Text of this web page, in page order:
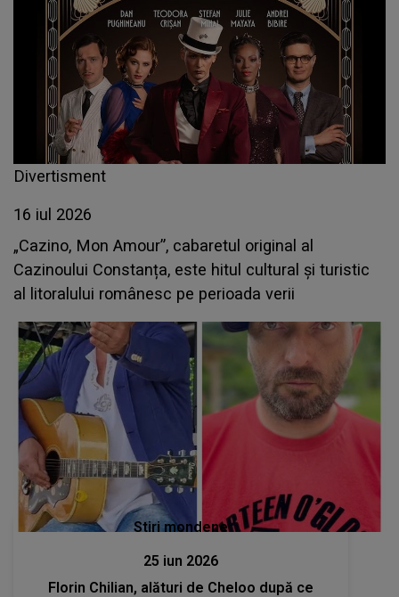
Divertisment
16 iul 2026
„Cazino, Mon Amour”, cabaretul original al
Cazinoului Constanța, este hitul cultural și turistic
al litoralului românesc pe perioada verii
Stiri mondene
25 iun 2026
Florin Chilian, alături de Cheloo după ce